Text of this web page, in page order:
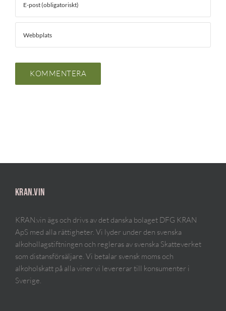
KRAN.VIN
KRAN.vin ägs och drivs av det danska bolaget DFG KRAN
ApS med alla rättigheter. Vi lyder under den svenska
alkohollagstiftningen och regleras av svenska Skatteverket
som distansförsäljare. Vi betalar svensk moms och
alkoholskatt på alla viner vi levererar till konsumenter i
Sverige.